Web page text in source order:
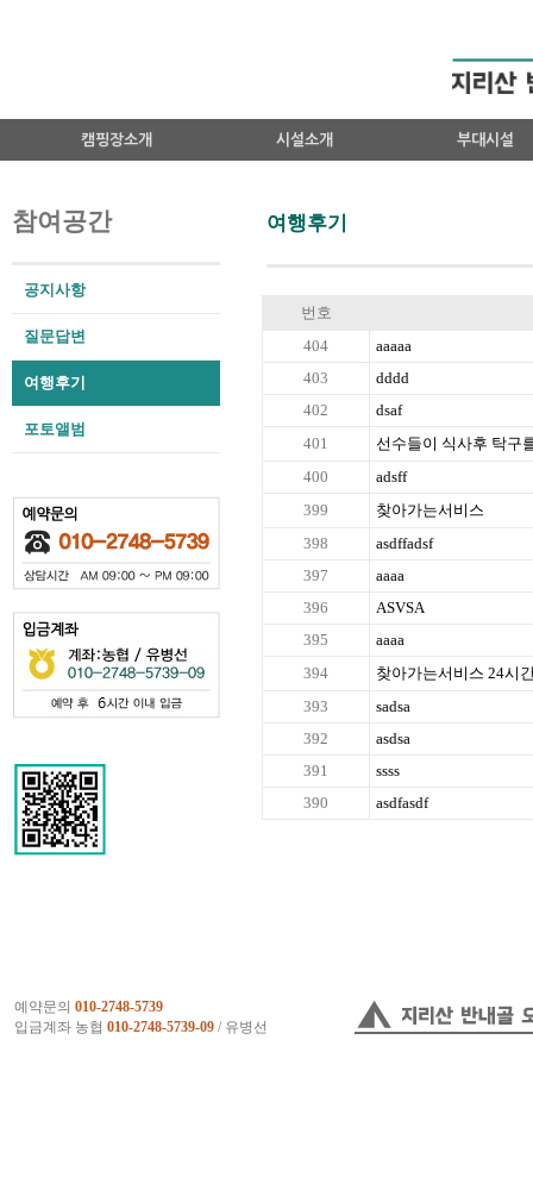
캠핑장소개 시설소개 부대시설
참여공간 여행후기
공지사항
질문답변
여행후기
포토앨범
번호
404
aaaaa
403
dddd
402
dsaf
401
선수들이 식사후 탁구
400
adsff
399
찾아가는서비스
398
asdffadsf
397
aaaa
396
ASVSA
395
aaaa
394
찾아가는서비스 24시
393
sadsa
392
asdsa
391
ssss
390
asdfasdf
예약문의 010-2748-5739
입금계좌 농협 010-2748-5739-09 / 유병선